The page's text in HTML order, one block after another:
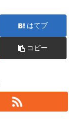
はてブ
コピー